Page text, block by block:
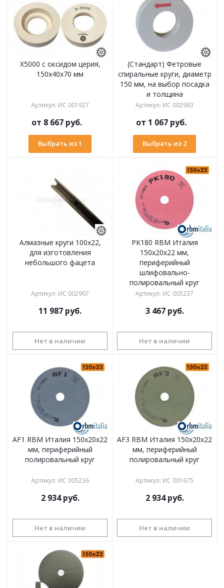
X5000 с оксидом церия,
150х40х70 мм
Артикул: ИС 001927
от 8 667 руб.
Выбрать из 1
(Стандарт) Фетровые
спиральные круги, диаметр
150 мм, на выбор посадка
и толщина
Артикул: ИС 002983
от 1 067 руб.
Выбрать из 2
Алмазные круги 100х22,
для изготовления
небольшого фацета
Артикул: ИС 002907
11 987 руб.
Нет в наличии
PK180 RBM Италия
150х20x22 мм,
периферийный
шлифовально-
полировальный круг
Артикул: ИС 005237
3 467руб.
Нет в наличии
AF1 RBM Италия 150х20x22
мм, периферийный
полировальный круг
Артикул: ИС 005236
2 934руб.
Нет в наличии
AF3 RBM Италия 150х20x22
мм, периферийный
полировальный круг
Артикул: ИС 001675
2 934руб.
Нет в наличии